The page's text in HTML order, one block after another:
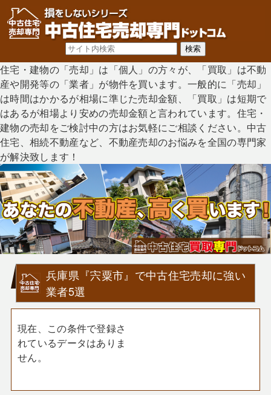
住宅・建物の「売却」は「個人」の方々が、「買取」は不動
産や開発等の「業者」が物件を買います。一般的に「売却」
は時間はかかるが相場に準じた売却金額、「買取」は短期で
はあるが相場より安めの売却金額と言われています。住宅・
建物の売却をご検討中の方はお気軽にご相談ください。中古
住宅、相続不動産など、不動産売却のお悩みを全国の専門家
が解決致します！
兵庫県『宍粟市』で中古住宅売却に強い
業者5選
現在、この条件で登録さ
れているデータはありま
せん。